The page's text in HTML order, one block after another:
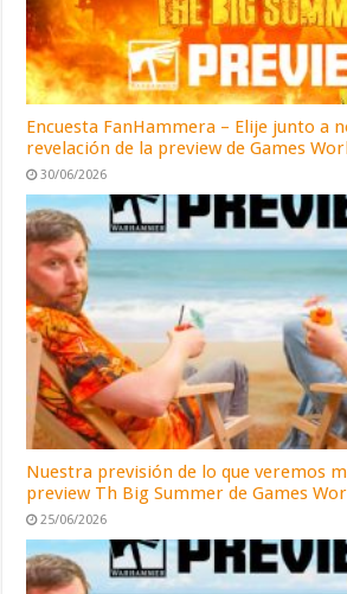
Encuesta FanHammera – Elije junto a
revelación de la preview de Games
30/06/2026
Nuestra previsión de lo que veremos
preview Th Big Summer de Games
25/06/2026